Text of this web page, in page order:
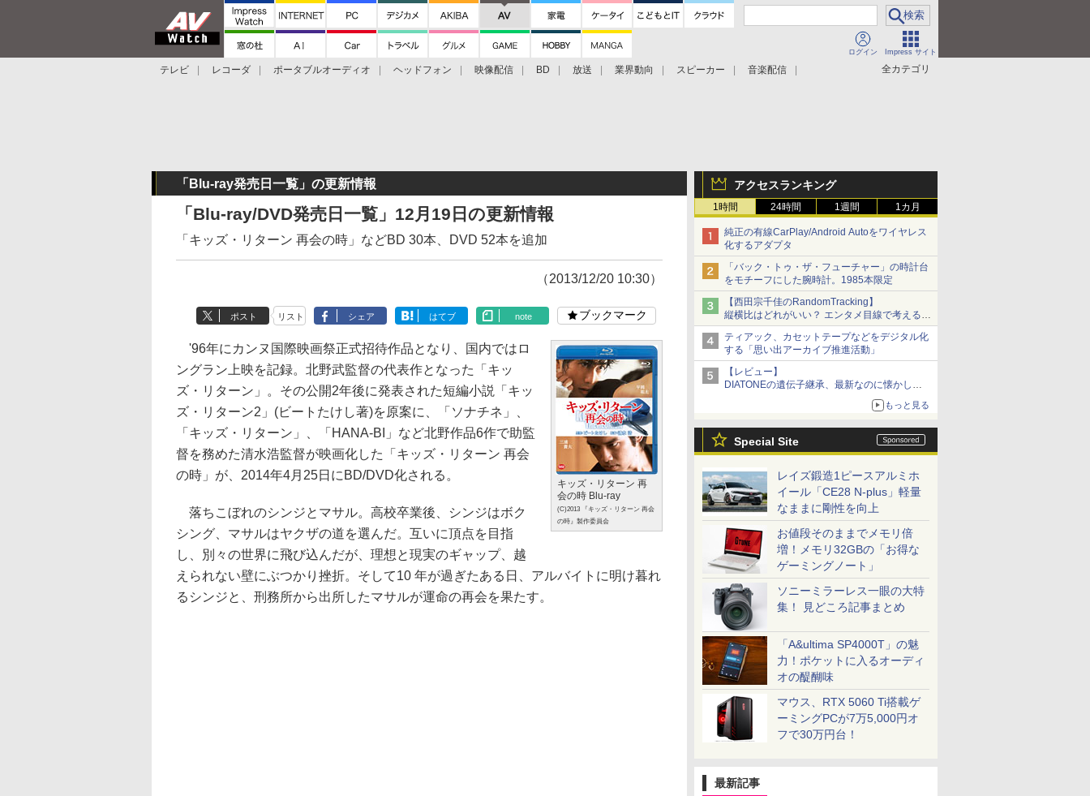
ログイン Impress サイト
全カテゴリ
テレビ レコーダ ポータブルオーディオ ヘッドフォン 映像配信 BD 放送 業界動向 スピーカー
音楽配信
アクセスランキング
1時間 24時間 1週間 1カ月
純正の有線CarPlay/Android Autoをワイヤレス
化するアダプタ
「バック・トゥ・ザ・フューチャー」の時計台
をモチーフにした腕時計。1985本限定
【西田宗千佳のRandomTracking】
縦横比はどれがいい？ エンタメ目線で考える、
サムスン新「Galaxy Z Fold」
ティアック、カセットテープなどをデジタル化
する「思い出アーカイブ推進活動」
【レビュー】
DIATONEの遺伝子継承、最新なのに懐かし
い“惚れる音”Tecnologia e Cuore「DS-TC52B」
もっと見る
Special Site
レイズ鍛造1ピースアルミホ
イール「CE28 N-plus」軽量
なままに剛性を向上
お値段そのままでメモリ倍
増！メモリ32GBの「お得な
ゲーミングノート」
ソニーミラーレス一眼の大特
集！ 見どころ記事まとめ
「A&ultima SP4000T」の魅
力！ポケットに入るオーディ
オの醍醐味
マウス、RTX 5060 Ti搭載ゲ
ーミングPCが7万5,000円オ
フで30万円台！
最新記事
「Blu-ray発売日一覧」の更新情報
「Blu-ray/DVD発売日一覧」12月19日の更新情報
「キッズ・リターン 再会の時」などBD 30本、DVD 52本を追加
（2013/12/20 10:30）
ポスト リスト シェア はてブ note ブックマーク
キッズ・リターン 再
会の時 Blu-ray
(C)2013 『キッズ・リターン 再会
の時』製作委員会
'96年にカンヌ国際映画祭正式招待作品となり、国内ではロ
ングラン上映を記録。北野武監督の代表作となった「キッ
ズ・リターン」。その公開2年後に発表された短編小説「キッ
ズ・リターン2」(ビートたけし著)を原案に、「ソナチネ」、
「キッズ・リターン」、「HANA-BI」など北野作品6作で助監
督を務めた清水浩監督が映画化した「キッズ・リターン 再会
の時」が、2014年4月25日にBD/DVD化される。
落ちこぼれのシンジとマサル。高校卒業後、シンジはボク
シング、マサルはヤクザの道を選んだ。互いに頂点を目指
し、別々の世界に飛び込んだが、理想と現実のギャップ、越
えられない壁にぶつかり挫折。そして10 年が過ぎたある日、アルバイトに明け暮れ
るシンジと、刑務所から出所したマサルが運命の再会を果たす。